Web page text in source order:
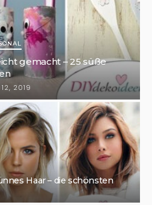
gemacht – 25 süße
12, 2019
Haar – die schönsten